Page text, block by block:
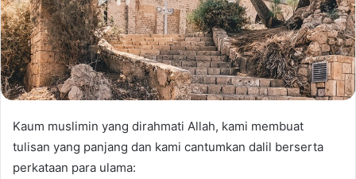
Kaum muslimin yang dirahmati Allah, kami membuat
tulisan yang panjang dan kami cantumkan dalil berserta
perkataan para ulama: